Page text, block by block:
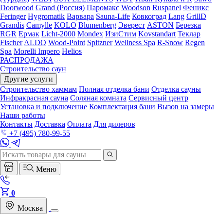
Doorwood Grand (Россия) Паромакс Woodson Ruspanel Феникс
Feringer Hygromatik Варвара Sauna-Life Ковкоград Lang GrillD
Grandis Camylle KOLO Blumenberg Эверест ASTON Березка
RGR Ермак Licht-2000 Mondex ИзиСтим Kovstandart Теклар
Fischer ALDO Wood-Point Spitzner Wellness Spa R-Snow Regen
Spa Morelli Impero Helios
РАСПРОДАЖА
Строительство саун
Другие услуги
Строительство хаммам Полная отделка бани Отделка сауны
Инфракрасная сауна Соляная комната Сервисный центр
Установка и подключение Комплектация бани Вызов на замеры
Наши работы
Контакты Доставка Оплата Для дилеров
+7 (495) 780-99-55
Меню
0
Москва